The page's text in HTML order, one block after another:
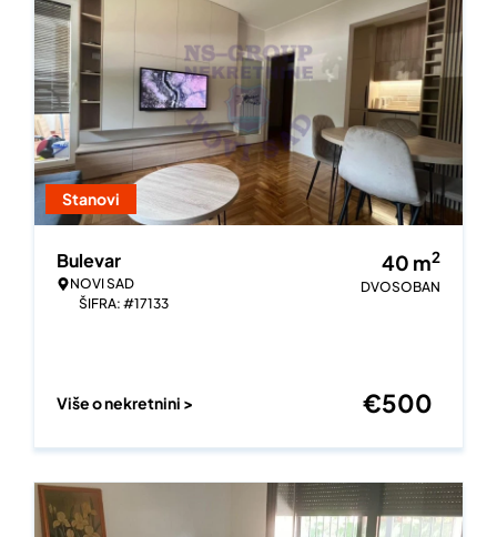
Stanovi
Bulevar
NOVI SAD
ŠIFRA: #17133
40 m2
DVOSOBAN
Više o nekretnini > €500